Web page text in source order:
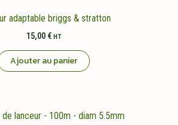
adaptable briggs & stratton
15,00 € HT
Ajouter au panier